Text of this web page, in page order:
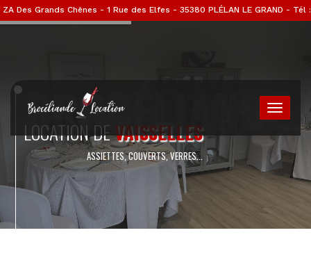
ZA Des Grands Chênes - 1 Rue des Elfes - 35380 PLÉLAN LE GRAND - Tél :
BROCÉLIANDE
LOCATION DEVAISSELLES
ASSIETTES, COUVERTS, VERRES...